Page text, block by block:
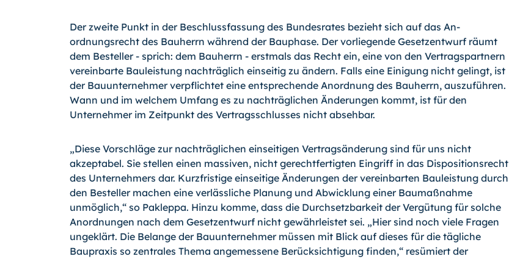
Der zweite Punkt in der Beschlussfassung des Bundesrates bezieht sich auf das An­
ordnungsrecht des Bauherrn während der Bauphase. Der vorliegende Gesetzentwurf räumt
dem Besteller - sprich: dem Bauherrn - erstmals das Recht ein, eine von den Vertragspartnern
vereinbarte Bauleistung nachträglich einseitig zu ändern. Falls eine Einigung nicht gelingt, ist
der Bauunternehmer verpflichtet eine entsprechende An­ord­nung des Bauherrn, auszuführen.
Wann und im welchem Umfang es zu nachträgli­chen Änderungen kommt, ist für den
Unternehmer im Zeitpunkt des Vertragsschlusses nicht absehbar.
„Diese Vorschläge zur nachträglichen einseitigen Vertragsänderung sind für uns nicht
akzeptabel. Sie stellen einen massiven, nicht gerechtfertigten Eingriff in das Disposi­tionsrecht
des Unternehmers dar. Kurzfristige einseitige Änderungen der vereinbarten Bauleistung durch
den Besteller machen eine verlässliche Planung und Abwicklung einer Baumaßnahme
unmöglich,“ so Pakleppa. Hinzu komme, dass die Durchsetzbarkeit der Vergütung für solche
Anordnungen nach dem Gesetzentwurf nicht gewährleistet sei. „Hier sind noch viele Fragen
ungeklärt. Die Belange der Bauunternehmer müssen mit Blick auf dieses für die tägliche
Baupraxis so zentrales Thema angemessene Berücksichtigung finden,“ resümiert der